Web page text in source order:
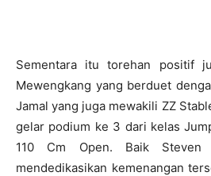
Sementara itu torehan positif
Mewengkang yang berduet
Jamal yang juga mewakili ZZ
gelar podium ke 3 dari kelas
110 Cm Open. Baik Steven
mendedikasikan kemenangan